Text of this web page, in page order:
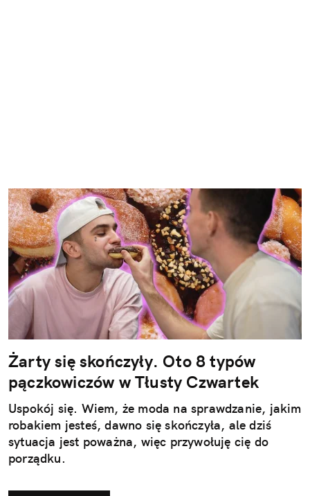
Żarty się skończyły. Oto 8 typów
pączkowiczów w Tłusty Czwartek
Uspokój się. Wiem, że moda na sprawdzanie, jakim
robakiem jesteś, dawno się skończyła, ale dziś
sytuacja jest poważna, więc przywołuję cię do
porządku.